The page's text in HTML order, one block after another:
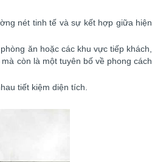
nét tinh tế và sự kết hợp giữa hiện
ăn hoặc các khu vực tiếp khách,
còn là một tuyên bố về phong cách
tiết kiệm diện tích.